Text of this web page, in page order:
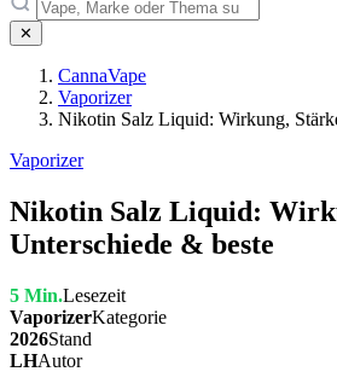
✕
CannaVape
Vaporizer
Nikotin Salz Liquid: Wirkung,
Vaporizer
Nikotin Salz Liquid:
Unterschiede & beste
5 Min.Lesezeit
VaporizerKategorie
2026Stand
LHAutor